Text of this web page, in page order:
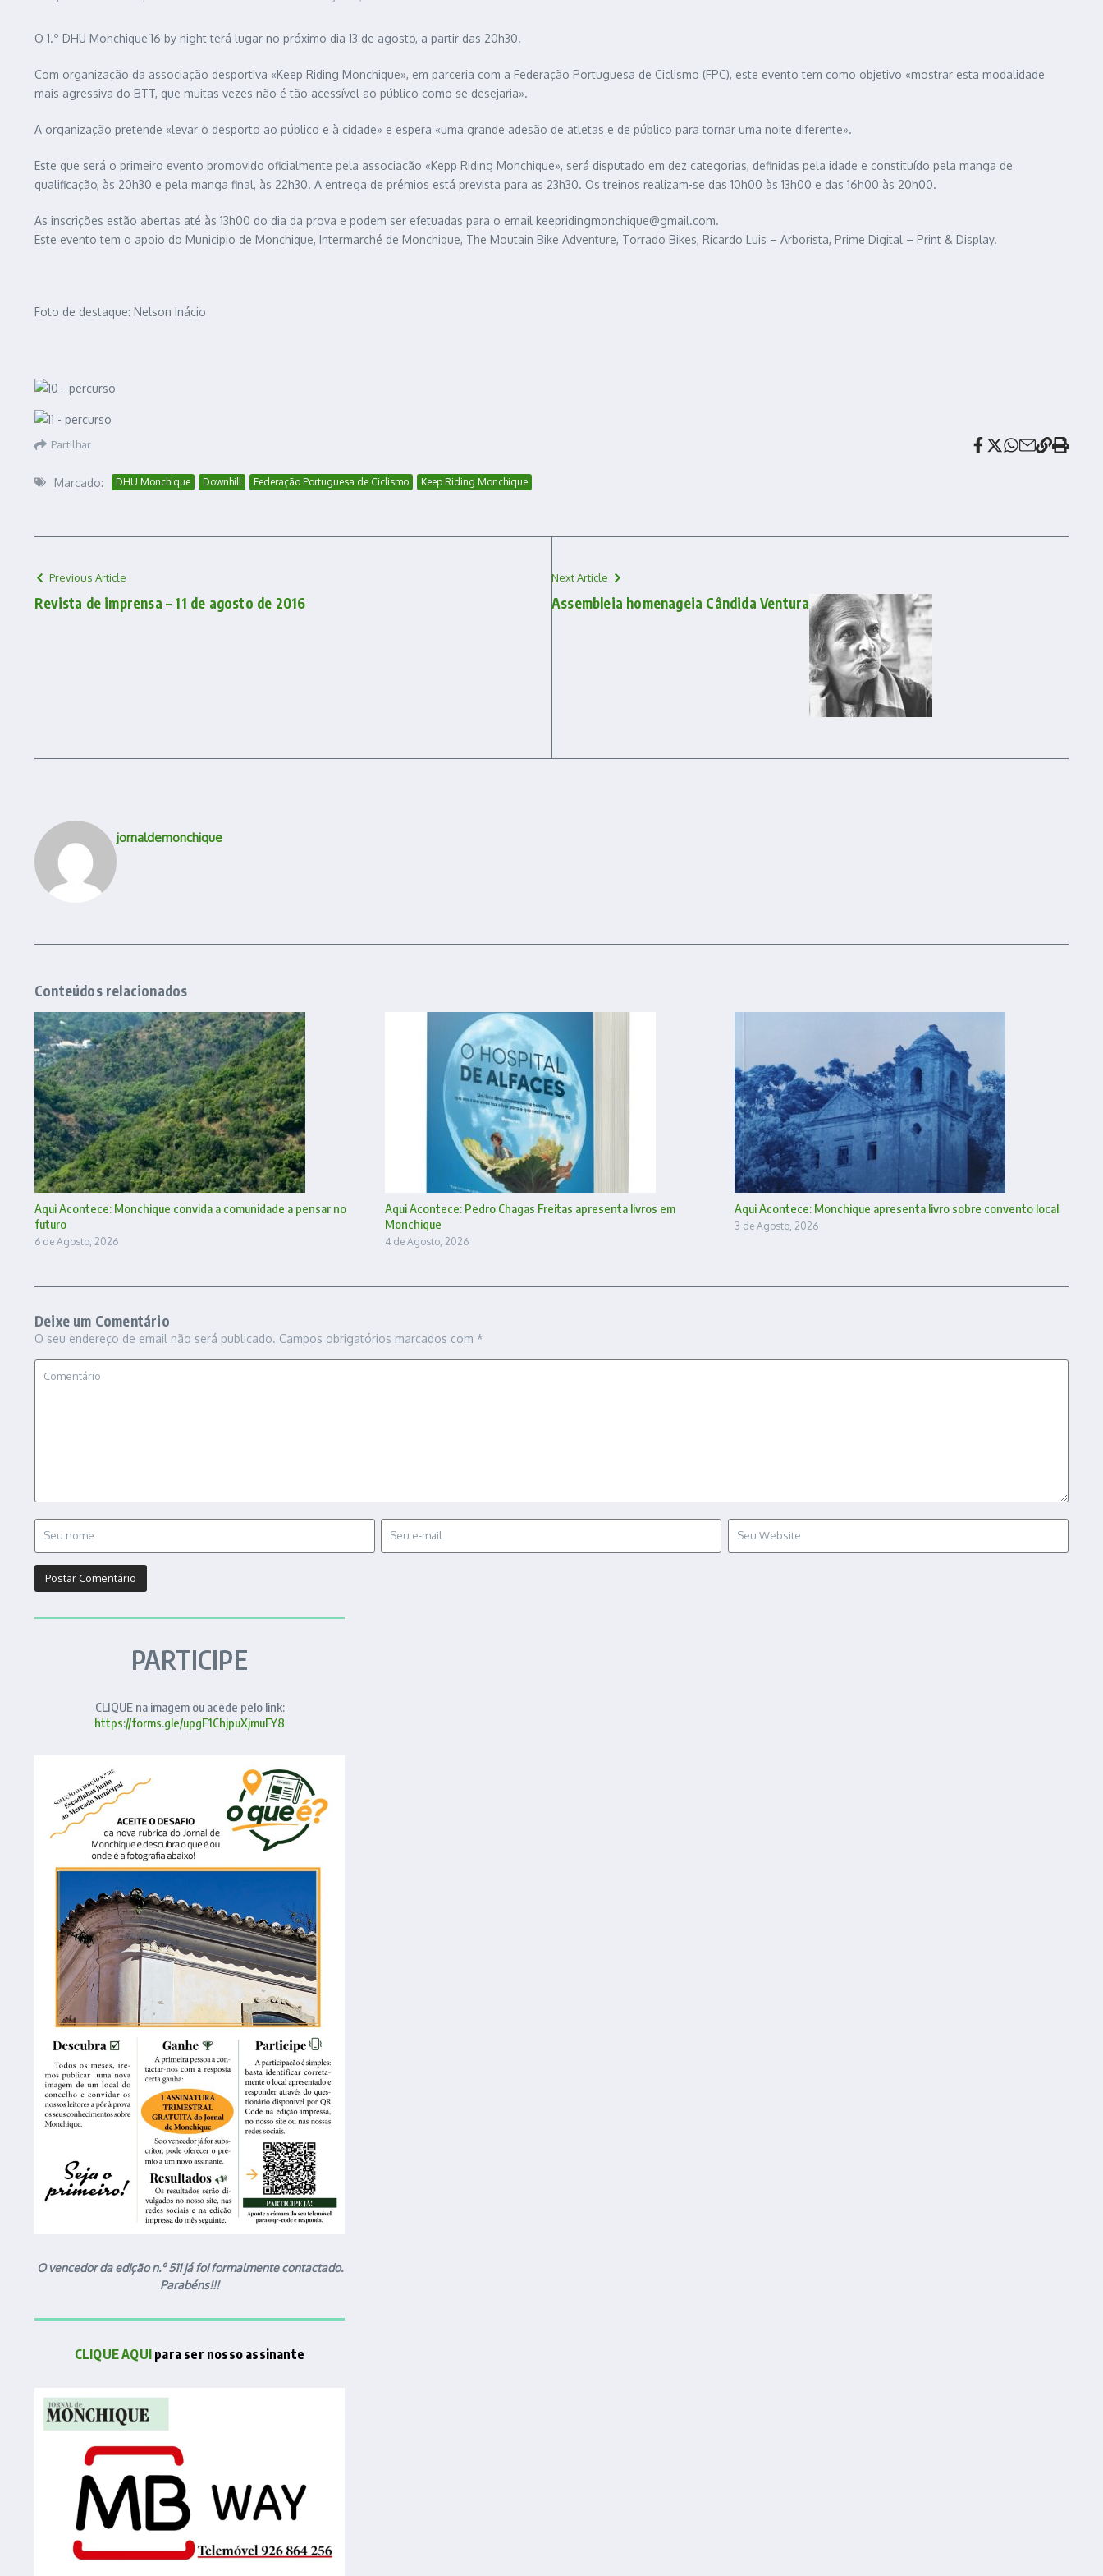
O 1.º DHU Monchique’16 by night terá lugar no próximo dia 13 de agosto, a partir das 20h30.
Com organização da associação desportiva «Keep Riding Monchique», em parceria com a Federação Portuguesa de Ciclismo (FPC), este evento tem como objetivo «mostrar esta modalidade
mais agressiva do BTT, que muitas vezes não é tão acessível ao público como se desejaria».
A organização pretende «levar o desporto ao público e à cidade» e espera «uma grande adesão de atletas e de público para tornar uma noite diferente».
Este que será o primeiro evento promovido oficialmente pela associação «Kepp Riding Monchique», será disputado em dez categorias, definidas pela idade e constituído pela manga de
qualificação, às 20h30 e pela manga final, às 22h30. A entrega de prémios está prevista para as 23h30. Os treinos realizam-se das 10h00 às 13h00 e das 16h00 às 20h00.
As inscrições estão abertas até às 13h00 do dia da prova e podem ser efetuadas para o email keepridingmonchique@gmail.com.
Este evento tem o apoio do Municipio de Monchique, Intermarché de Monchique, The Moutain Bike Adventure, Torrado Bikes, Ricardo Luis – Arborista, Prime Digital – Print & Display.
Foto de destaque: Nelson Inácio
Partilhar
Marcado: DHU Monchique Downhill Federação Portuguesa de Ciclismo Keep Riding Monchique
Previous Article
Revista de imprensa – 11 de agosto de 2016
Next Article
Assembleia homenageia Cândida Ventura
jornaldemonchique
Conteúdos relacionados
Aqui Acontece: Monchique convida a comunidade a pensar no
futuro
6 de Agosto, 2026
Aqui Acontece: Pedro Chagas Freitas apresenta livros em
Monchique
4 de Agosto, 2026
Aqui Acontece: Monchique apresenta livro sobre convento local
3 de Agosto, 2026
Deixe um Comentário
O seu endereço de email não será publicado. Campos obrigatórios marcados com *
PARTICIPE
CLIQUE na imagem ou acede pelo link:
https://forms.gle/upgF1ChjpuXjmuFY8
O vencedor da edição n.º 511 já foi formalmente contactado.
Parabéns!!!
CLIQUE AQUI para ser nosso assinante